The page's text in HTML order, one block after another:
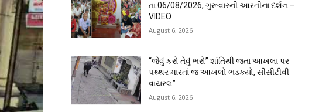
તા.06/08/2026, ગુરૂવારની આરતીના દર્શન –
VIDEO
August 6, 2026
“જેવું કરો તેવું ભરો” શાંતિથી જતા આખલા પર
પથ્થર મારતાં જ આખલો ભડક્યો, સીસીટીવી
વાયરલ”
August 6, 2026